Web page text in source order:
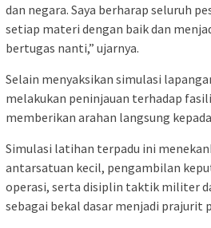
dan negara. Saya berharap seluruh
setiap materi dengan baik dan
bertugas nanti,” ujarnya.
Selain menyaksikan simulasi
melakukan peninjauan terhadap
memberikan arahan langsung
Simulasi latihan terpadu ini
antarsatuan kecil, pengambilan
operasi, serta disiplin taktik militer
sebagai bekal dasar menjadi prajurit